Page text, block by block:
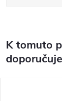
K tomuto